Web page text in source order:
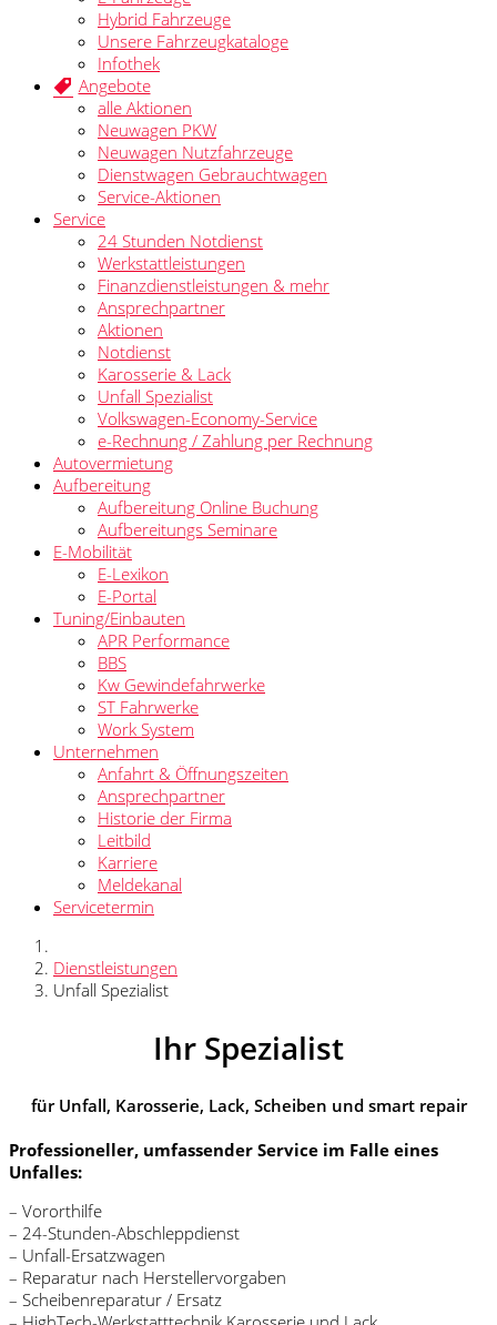
Hybrid Fahrzeuge
Unsere Fahrzeugkataloge
Infothek
Angebote
alle Aktionen
Neuwagen PKW
Neuwagen Nutzfahrzeuge
Dienstwagen Gebrauchtwagen
Service-Aktionen
Service
24 Stunden Notdienst
Werkstattleistungen
Finanzdienstleistungen & mehr
Ansprechpartner
Aktionen
Notdienst
Karosserie & Lack
Unfall Spezialist
Volkswagen-Economy-Service
e-Rechnung / Zahlung per Rechnung
Autovermietung
Aufbereitung
Aufbereitung Online Buchung
Aufbereitungs Seminare
E-Mobilität
E-Lexikon
E-Portal
Tuning/Einbauten
APR Performance
BBS
Kw Gewindefahrwerke
ST Fahrwerke
Work System
Unternehmen
Anfahrt & Öffnungszeiten
Ansprechpartner
Historie der Firma
Leitbild
Karriere
Meldekanal
Servicetermin
Dienstleistungen
Unfall Spezialist
Ihr Spezialist
für Unfall, Karosserie, Lack, Scheiben und smart repair
Professioneller, umfassender Service im Falle eines
Unfalles:
– Vororthilfe
– 24-Stunden-Abschleppdienst
– Unfall-Ersatzwagen
– Reparatur nach Herstellervorgaben
– Scheibenreparatur / Ersatz